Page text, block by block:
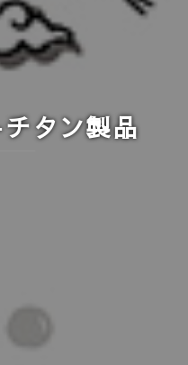
タン製品